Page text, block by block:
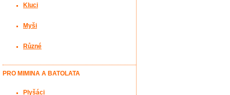
Kluci
Myši
Různé
PRO MIMINA A BATOLATA
Plyšáci